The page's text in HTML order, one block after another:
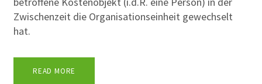
Zwischenzeit die Organisationseinheit gewechselt
hat.
READ MORE